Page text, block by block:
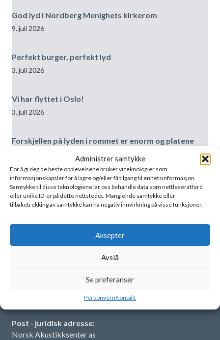
Administrer samtykke
For å gi deg de beste opplevelsene bruker vi teknologier som
informasjonskapsler for å lagre og/eller få tilgang til enhetsinformasjon.
Samtykke til disse teknologiene lar oss behandle data som nettleseratferd
eller unike ID-er på dette nettstedet. Manglende samtykke eller
tilbaketrekking av samtykke kan ha negativ innvirkning på visse funksjoner.
Aksepter
Avslå
Se preferanser
PersonvernKontakt
God lyd i Nordberg Menighets kirkerom
9. juli 2026
Perfekt burger, perfekt lyd
3. juli 2026
Vi har flyttet i Oslo!
3. juli 2026
Forskjellen på lyden i rommet er enorm og platene
Best practice Møte/AV-rom
19. juni 2026
post@akustikksenter.no
Post - juridisk adresse:
Norsk Akustikksenter as